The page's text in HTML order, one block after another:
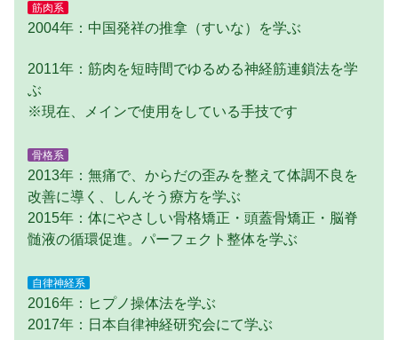
筋肉系
2004年：中国発祥の推拿（すいな）を学ぶ
2011年：筋肉を短時間でゆるめる神経筋連鎖法を学
ぶ
※現在、メインで使用をしている手技です
骨格系
2013年：無痛で、からだの歪みを整えて体調不良を
改善に導く、しんそう療方を学ぶ
2015年：体にやさしい骨格矯正・頭蓋骨矯正・脳脊
髄液の循環促進。パーフェクト整体を学ぶ
自律神経系
2016年：ヒプノ操体法を学ぶ
2017年：日本自律神経研究会にて学ぶ